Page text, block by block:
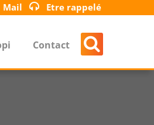
Mail Etre rappelé
Contact